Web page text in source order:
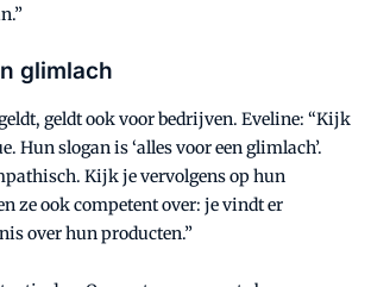
glimlach
geldt ook voor bedrijven. Eveline: “Kijk
Hun slogan is ‘alles voor een glimlach’.
Kijk je vervolgens op hun
ze ook competent over: je vindt er
over hun producten.”